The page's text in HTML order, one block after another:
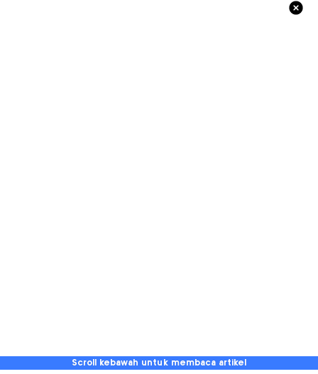
Scroll kebawah untuk membaca artikel